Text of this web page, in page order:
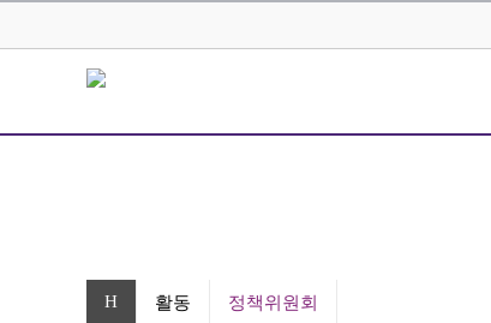
H 활동 정책위원회